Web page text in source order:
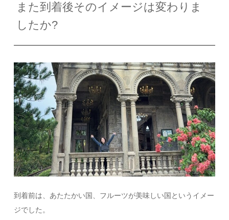
また到着後そのイメージは変わりま
したか?
到着前は、あたたかい国、フルーツが美味しい国というイメー
ジでした。